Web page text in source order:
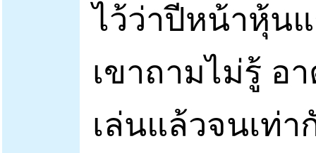
ไว้ว่าปีหน้าหุ้น
เขาถามไม่รู้ อ
เล่นแล้วจนเท่า